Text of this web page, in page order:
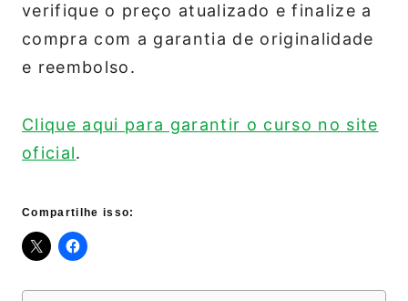
verifique o preço atualizado e finalize a
compra com a garantia de originalidade
e reembolso.
Clique aqui para garantir o curso no site
oficial.
Compartilhe isso: